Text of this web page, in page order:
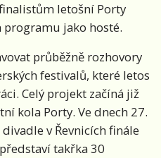
letošní Porty
jako hosté.
průběžně rozhovory
festivalů, které letos
Celý projekt začíná již
kola Porty. Ve dnech 27.
v Řevnicích finále
takřka 30